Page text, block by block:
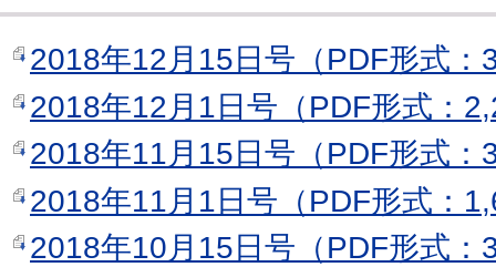
2018年12月15日号（PDF形式：
2018年12月1日号（PDF形式：
2018年11月15日号（PDF形式：
2018年11月1日号（PDF形式：
2018年10月15日号（PDF形式：